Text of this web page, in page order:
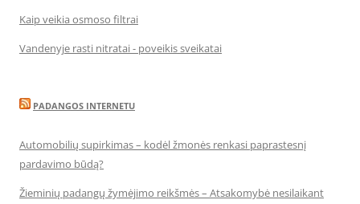
Kaip veikia osmoso filtrai
Vandenyje rasti nitratai - poveikis sveikatai
PADANGOS INTERNETU
Automobilių supirkimas – kodėl žmonės renkasi paprastesnį
pardavimo būdą?
Žieminių padangų žymėjimo reikšmės – Atsakomybė nesilaikant